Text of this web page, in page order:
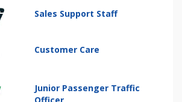
Sales Support Staff
Customer Care
Junior Passenger Traffic